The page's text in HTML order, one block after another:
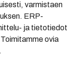
varmistaen
ERP-
ja tietotiedot
ovia